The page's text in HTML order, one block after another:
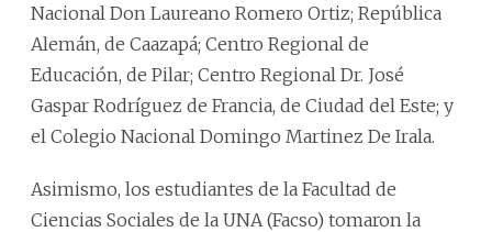
Nacional Don Laureano Romero Ortiz; República
Alemán, de Caazapá; Centro Regional de
Educación, de Pilar; Centro Regional Dr. José
Gaspar Rodríguez de Francia, de Ciudad del Este; y
el Colegio Nacional Domingo Martinez De Irala.
Asimismo, los estudiantes de la Facultad de
Ciencias Sociales de la UNA (Facso) tomaron la